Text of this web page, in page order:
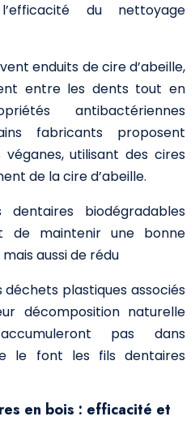
du nettoyage
enduits de cire d’abeille,
entre les dents tout en
antibactériennes
fabricants proposent
utilisant des cires
de la cire d’abeille.
biodégradables
de maintenir une bonne
aussi de rédu
plastiques associés
décomposition naturelle
pas dans
le font les fils dentaires
en bois : efficacité et